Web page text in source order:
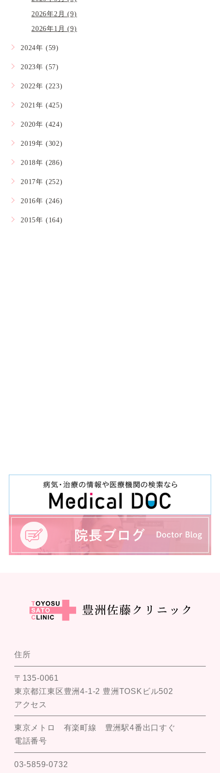
2026年2月 (9)
2026年1月 (9)
2024年 (59)
2023年 (57)
2022年 (223)
2021年 (425)
2020年 (424)
2019年 (302)
2018年 (286)
2017年 (252)
2016年 (246)
2015年 (164)
住所
〒135-0061
東京都江東区豊洲4-1-2 豊洲TOSKビル502
アクセス
東京メトロ 有楽町線 豊洲駅4番出口すぐ
電話番号
03-5859-0732